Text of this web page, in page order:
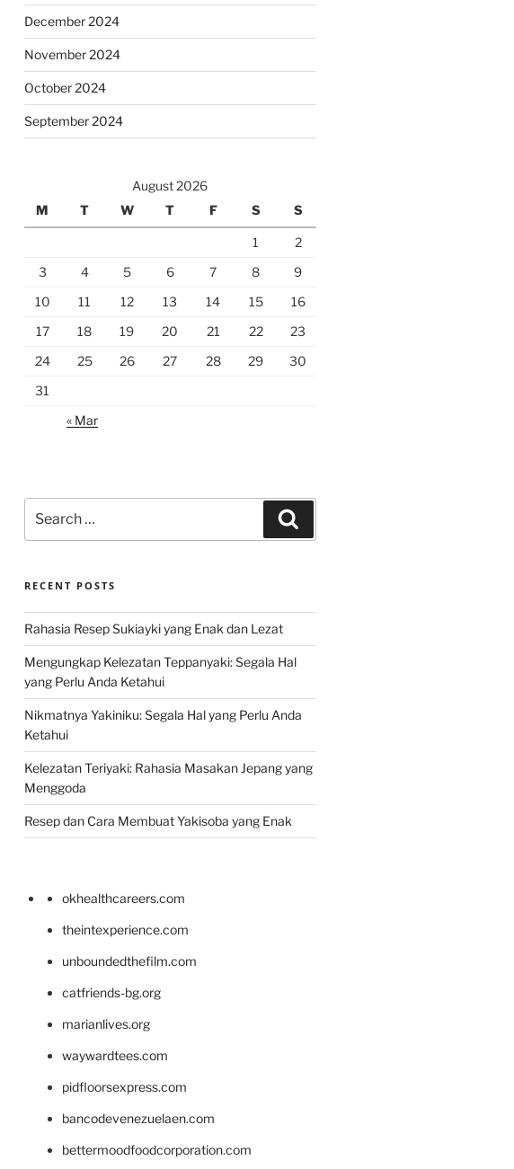
December 2024
November 2024
October 2024
September 2024
August 2026
M
T W T F S S
1
2
3
4 5 6 7 8
9
10
11 12 13 14 15
16
17
18 19 20 21 22
23
24
25 26 27 28 29
30
31
« Mar
for:
RECENT POSTS
Rahasia Resep Sukiayki yang Enak dan Lezat
Mengungkap Kelezatan Teppanyaki: Segala Hal
yang Perlu Anda Ketahui
Nikmatnya Yakiniku: Segala Hal yang Perlu Anda
Ketahui
Kelezatan Teriyaki: Rahasia Masakan Jepang yang
Menggoda
Resep dan Cara Membuat Yakisoba yang Enak
okhealthcareers.com
theintexperience.com
unboundedthefilm.com
catfriends-bg.org
marianlives.org
waywardtees.com
pidfloorsexpress.com
bancodevenezuelaen.com
bettermoodfoodcorporation.com